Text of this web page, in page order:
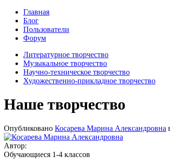
Главная
Блог
Пользователи
Форум
Литературное творчество
Музыкальное творчество
Научно-техническое творчество
Художественно-прикладное творчество
Наше творчество
Опубликовано Косарева Марина Александровна
Автор:
Обучающиеся 1-4 классов